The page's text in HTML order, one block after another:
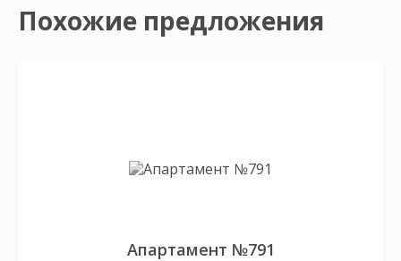
Похожие предложения
Апартамент №791